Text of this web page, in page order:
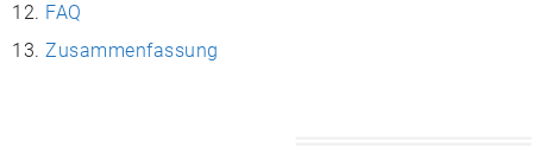
FAQ
Zusammenfassung